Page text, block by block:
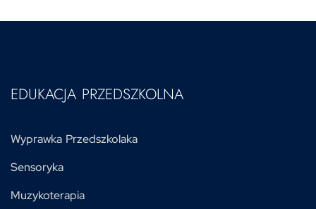
EDUKACJA PRZEDSZKOLNA
Wyprawka Przedszkolaka
Sensoryka
Muzykoterapia